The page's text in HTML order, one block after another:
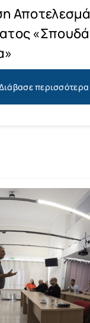
περισσότερα